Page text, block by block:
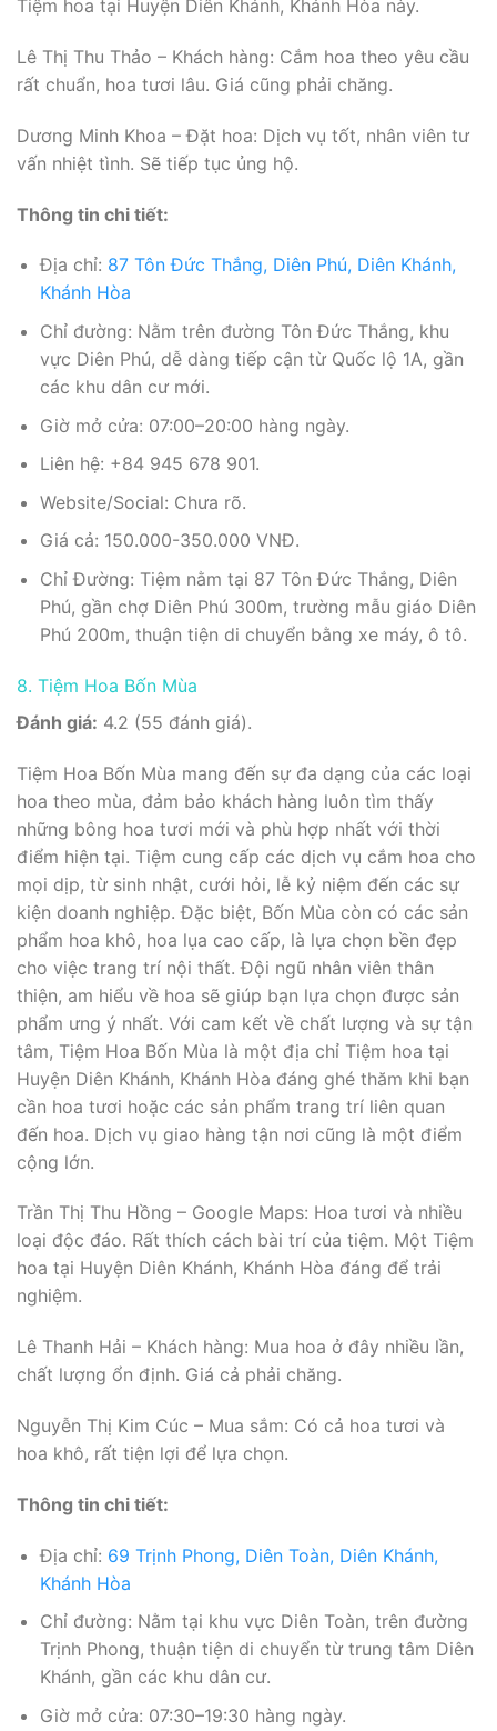
Tiệm hoa tại Huyện Diên Khánh, Khánh Hòa này.
Lê Thị Thu Thảo – Khách hàng: Cắm hoa theo yêu cầu
rất chuẩn, hoa tươi lâu. Giá cũng phải chăng.
Dương Minh Khoa – Đặt hoa: Dịch vụ tốt, nhân viên tư
vấn nhiệt tình. Sẽ tiếp tục ủng hộ.
Thông tin chi tiết:
Địa chỉ: 87 Tôn Đức Thắng, Diên Phú, Diên Khánh,
Khánh Hòa
Chỉ đường: Nằm trên đường Tôn Đức Thắng, khu
vực Diên Phú, dễ dàng tiếp cận từ Quốc lộ 1A, gần
các khu dân cư mới.
Giờ mở cửa: 07:00–20:00 hàng ngày.
Liên hệ: +84 945 678 901.
Website/Social: Chưa rõ.
Giá cả: 150.000-350.000 VNĐ.
Chỉ Đường: Tiệm nằm tại 87 Tôn Đức Thắng, Diên
Phú, gần chợ Diên Phú 300m, trường mẫu giáo Diên
Phú 200m, thuận tiện di chuyển bằng xe máy, ô tô.
8. Tiệm Hoa Bốn Mùa
Đánh giá: 4.2 (55 đánh giá).
Tiệm Hoa Bốn Mùa mang đến sự đa dạng của các loại
hoa theo mùa, đảm bảo khách hàng luôn tìm thấy
những bông hoa tươi mới và phù hợp nhất với thời
điểm hiện tại. Tiệm cung cấp các dịch vụ cắm hoa cho
mọi dịp, từ sinh nhật, cưới hỏi, lễ kỷ niệm đến các sự
kiện doanh nghiệp. Đặc biệt, Bốn Mùa còn có các sản
phẩm hoa khô, hoa lụa cao cấp, là lựa chọn bền đẹp
cho việc trang trí nội thất. Đội ngũ nhân viên thân
thiện, am hiểu về hoa sẽ giúp bạn lựa chọn được sản
phẩm ưng ý nhất. Với cam kết về chất lượng và sự tận
tâm, Tiệm Hoa Bốn Mùa là một địa chỉ Tiệm hoa tại
Huyện Diên Khánh, Khánh Hòa đáng ghé thăm khi bạn
cần hoa tươi hoặc các sản phẩm trang trí liên quan
đến hoa. Dịch vụ giao hàng tận nơi cũng là một điểm
cộng lớn.
Trần Thị Thu Hồng – Google Maps: Hoa tươi và nhiều
loại độc đáo. Rất thích cách bài trí của tiệm. Một Tiệm
hoa tại Huyện Diên Khánh, Khánh Hòa đáng để trải
nghiệm.
Lê Thanh Hải – Khách hàng: Mua hoa ở đây nhiều lần,
chất lượng ổn định. Giá cả phải chăng.
Nguyễn Thị Kim Cúc – Mua sắm: Có cả hoa tươi và
hoa khô, rất tiện lợi để lựa chọn.
Thông tin chi tiết:
Địa chỉ: 69 Trịnh Phong, Diên Toàn, Diên Khánh,
Khánh Hòa
Chỉ đường: Nằm tại khu vực Diên Toàn, trên đường
Trịnh Phong, thuận tiện di chuyển từ trung tâm Diên
Khánh, gần các khu dân cư.
Giờ mở cửa: 07:30–19:30 hàng ngày.